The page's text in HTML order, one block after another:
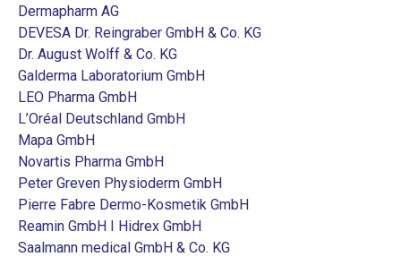
Dermapharm AG
DEVESA Dr. Reingraber GmbH & Co. KG
Dr. August Wolff & Co. KG
Galderma Laboratorium GmbH
LEO Pharma GmbH
L’Oréal Deutschland GmbH
Mapa GmbH
Novartis Pharma GmbH
Peter Greven Physioderm GmbH
Pierre Fabre Dermo-Kosmetik GmbH
Reamin GmbH I Hidrex GmbH
Saalmann medical GmbH & Co. KG